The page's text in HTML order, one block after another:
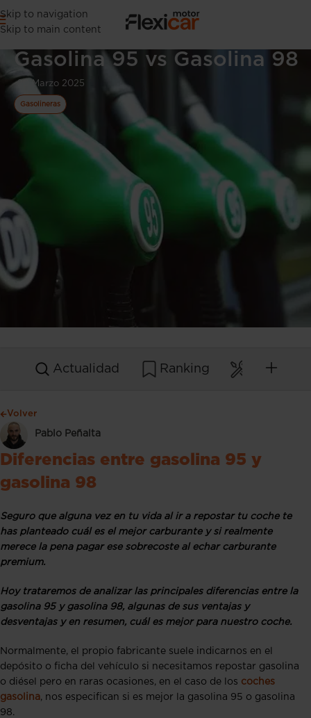
Skip to navigation
Skip to main content
Gasolina 95 vs Gasolina 98
20 Marzo 2025
Gasolineras
Actualidad Ranking
Volver
Pablo Peñalta
Diferencias entre gasolina 95 y
gasolina 98
Seguro que alguna vez en tu vida al ir a repostar tu coche te
has planteado cuál es el mejor carburante y si realmente
merece la pena pagar ese sobrecoste al echar carburante
premium.
Hoy trataremos de analizar las principales diferencias entre la
gasolina 95 y gasolina 98, algunas de sus ventajas y
desventajas y en resumen, cuál es mejor para nuestro coche.
Normalmente, el propio fabricante suele indicarnos en el
depósito o ficha del vehículo si necesitamos repostar gasolina
o diésel pero en raras ocasiones, en el caso de los coches
gasolina, nos especifican si es mejor la gasolina 95 o gasolina
98.